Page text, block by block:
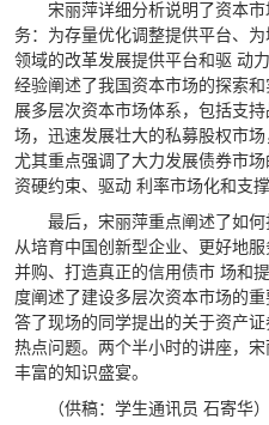
宋丽萍详细分析说明了资本
务：为存量优化调整提供平台、
领域的改革发展提供平台和驱 动
经验阐述了我国资本市场的探索
展多层次资本市场体系，包括支
场，迅速发展壮大的私募股权市
尤其重点强调了大力发展债券市
资硬约束、驱动 利率市场化和支
最后，宋丽萍重点阐述了如
从培育中国创新型企业、更好地
并购、打造真正的信用债市 场和
度阐述了建设多层次资本市场的
答了现场的同学提出的关于资产
热点问题。两个半小时的讲座，
丰富的知识盛宴。
（供稿：学生通讯员 石寄华）